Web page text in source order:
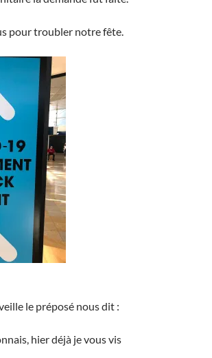
pour troubler notre fête.
le préposé nous dit :
hier déjà je vous vis